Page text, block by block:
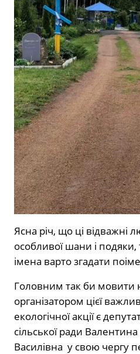
Ясна річ, що ці відважні
особливої шани і подяки,
імена варто згадати
Головним так би мовити
організатором цієї
екологічної акції є
сільської ради
Василівна у свою чергу